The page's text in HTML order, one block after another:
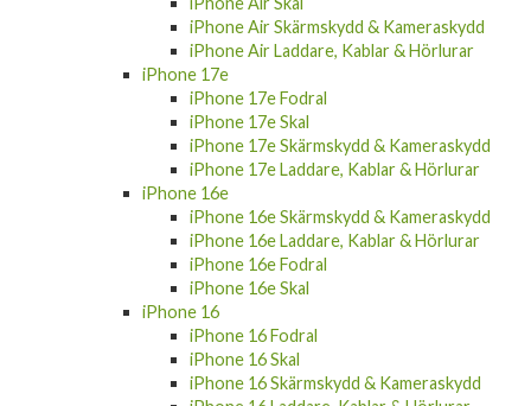
iPhone 17 Pro Max Laddare, Kablar &
Hörlurar
iPhone Air
iPhone Air Fodral
iPhone Air Skal
iPhone Air Skärmskydd & Kameraskydd
iPhone Air Laddare, Kablar & Hörlurar
iPhone 17e
iPhone 17e Fodral
iPhone 17e Skal
iPhone 17e Skärmskydd & Kameraskydd
iPhone 17e Laddare, Kablar & Hörlurar
iPhone 16e
iPhone 16e Skärmskydd & Kameraskydd
iPhone 16e Laddare, Kablar & Hörlurar
iPhone 16e Fodral
iPhone 16e Skal